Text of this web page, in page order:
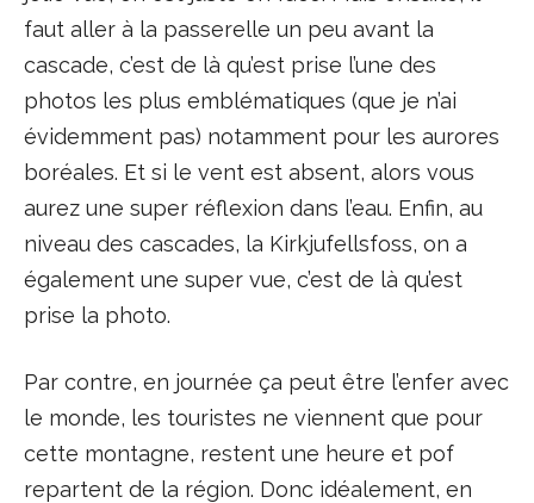
faut aller à la passerelle un peu avant la
cascade, c’est de là qu’est prise l’une des
photos les plus emblématiques (que je n’ai
évidemment pas) notamment pour les aurores
boréales. Et si le vent est absent, alors vous
aurez une super réflexion dans l’eau. Enfin, au
niveau des cascades, la Kirkjufellsfoss, on a
également une super vue, c’est de là qu’est
prise la photo.
Par contre, en journée ça peut être l’enfer avec
le monde, les touristes ne viennent que pour
cette montagne, restent une heure et pof
repartent de la région. Donc idéalement, en